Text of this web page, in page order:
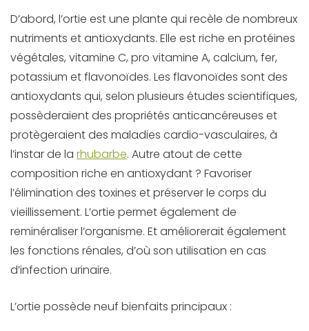
D’abord, l’ortie est une plante qui recèle de nombreux
nutriments et antioxydants. Elle est riche en protéines
végétales, vitamine C, pro vitamine A, calcium, fer,
potassium et flavonoïdes. Les flavonoïdes sont des
antioxydants qui, selon plusieurs études scientifiques,
possèderaient des propriétés anticancéreuses et
protègeraient des maladies cardio-vasculaires, à
l’instar de la rhubarbe. Autre atout de cette
composition riche en antioxydant ? Favoriser
l’élimination des toxines et préserver le corps du
vieillissement. L’ortie permet également de
reminéraliser l’organisme. Et améliorerait également
les fonctions rénales, d’où son utilisation en cas
d’infection urinaire.
L’ortie possède neuf bienfaits principaux :